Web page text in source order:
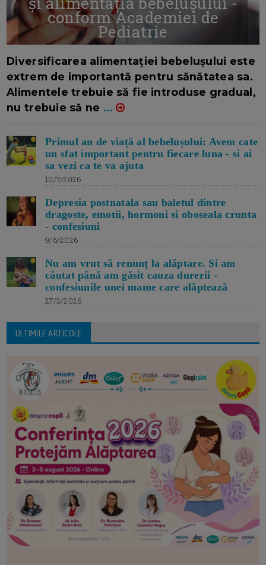
conform Academiei de
Pediatrie
Diversificarea alimentației bebelușului este
extrem de importantă pentru sănătatea sa.
Alimentele trebuie să fie introduse gradual,
nu trebuie să ne ...
Primul an de viață al bebelușului: Avem cate
un sfat important pentru fiecare luna - si ai
sa vezi ca te va ajuta
10/7/2026
Depresia postnatala sau baletul dintre
dragoste, emotii, hormoni si oboseala crunta
- confesiuni
9/6/2026
Nu am vrut să renunț la alăptare. Si am
căutat până am găsit cauza durerii -
confesiunile unei mame care alăptează
27/3/2026
ULTIMILE ARTICOLE